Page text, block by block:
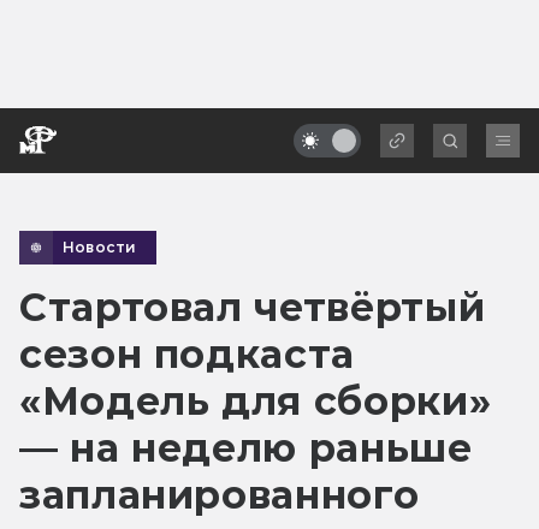
Новости
Стартовал четвёртый
сезон подкаста
«Модель для сборки»
— на неделю раньше
запланированного